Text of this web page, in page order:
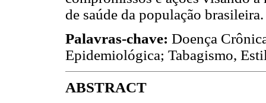
de saúde da população brasileira.
Palavras-chave: Doença
Epidemiológica; Tabagismo,
ABSTRACT